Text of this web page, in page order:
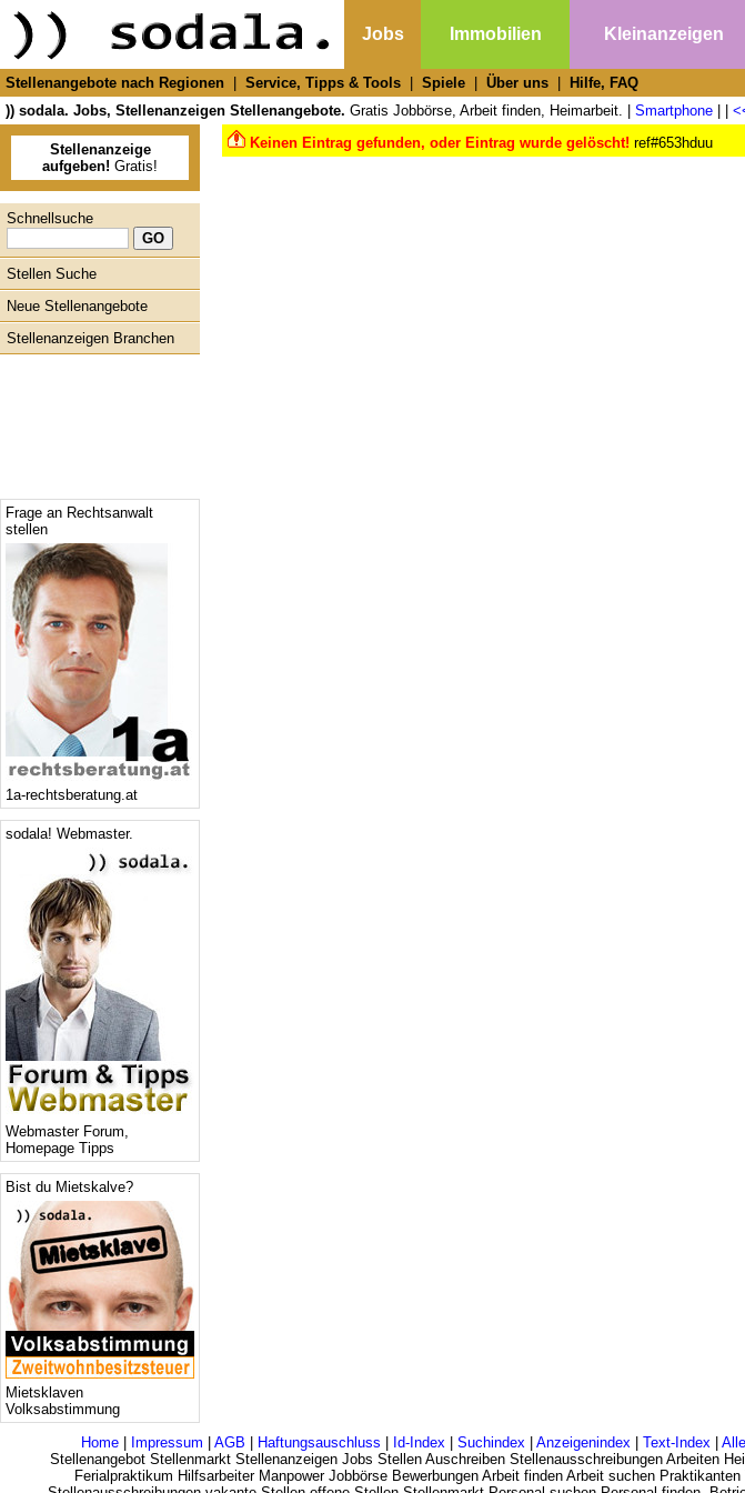
Jobs Immobilien Kleinanzeigen
Stellenangebote nach Regionen Service, Tipps & Tools Spiele Über uns
Hilfe, FAQ
)) sodala. Jobs, Stellenanzeigen Stellenangebote. Gratis Jobbörse, Arbeit finden, Heimarbeit. | Smartphone
Stellenanzeige
aufgeben! Gratis!
Schnellsuche
Stellen Suche
Neue Stellenangebote
Stellenanzeigen Branchen
Frage an Rechtsanwalt
stellen
1a-rechtsberatung.at
sodala! Webmaster.
Webmaster Forum,
Homepage Tipps
Bist du Mietskalve?
Mietsklaven
Volksabstimmung
Keinen Eintrag gefunden, oder Eintrag wurde gelöscht! ref#653hduu
Home| Impressum AGB Haftungsauschluss Id-Index| Suchindex| Anzeigenindex| Text-Index|
Stellenangebot Stellenmarkt Stellenanzeigen Jobs Stellen Auschreiben Stellenausschreibungen Arbeiten
Ferialpraktikum Hilfsarbeiter Manpower Jobbörse Bewerbungen Arbeit finden Arbeit suchen